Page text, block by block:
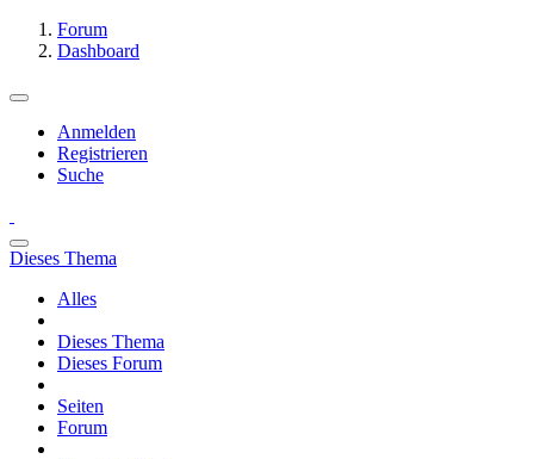
Forum
Dashboard
Anmelden
Registrieren
Suche
Dieses Thema
Alles
Dieses Thema
Dieses Forum
Seiten
Forum